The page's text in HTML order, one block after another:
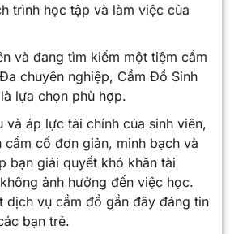
trình học tập và làm việc của
và đang tìm kiếm một tiệm cầm
chuyên nghiệp, Cầm Đồ Sinh
lựa chọn phù hợp.
và áp lực tài chính của sinh viên,
cố đơn giản, minh bạch và
bạn giải quyết khó khăn tài
ảnh hưởng đến việc học.
dịch vụ cầm đồ gần đây đáng tin
bạn trẻ.